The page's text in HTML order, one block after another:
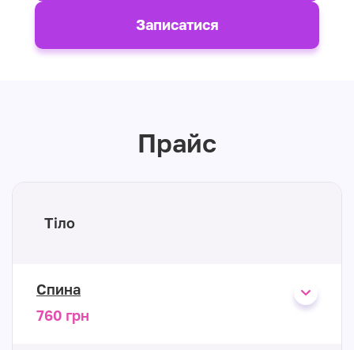
Записатися
Прайс
Тіло
Спина
760 грн